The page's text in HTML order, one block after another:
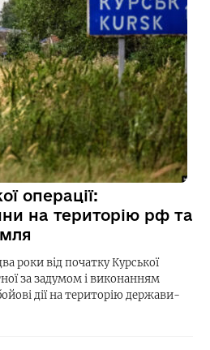
операції:
на територію рф та
роки від початку Курської
за задумом і виконанням
дії на територію держави-